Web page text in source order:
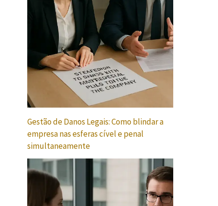
Gestão de Danos Legais: Como blindar a
empresa nas esferas cível e penal
simultaneamente